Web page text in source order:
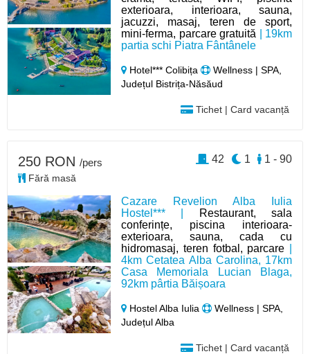
exterioara, interioara, sauna,
jacuzzi, masaj, teren de sport,
mini-ferma, parcare gratuită | 19km
partia schi Piatra Fântânele
Hotel*** Colibița
Wellness | SPA,
Județul Bistrița-Năsăud
Tichet | Card vacanță
Cazare Revelion Alba Iulia
Hostel*** |
Restaurant, sala
conferințe, piscina interioara-
exterioara, sauna, cada cu
hidromasaj, teren fotbal, parcare
4km Cetatea Alba Carolina, 17km
Casa Memoriala Lucian Blaga,
92km pârtia Băișoara
Hostel Alba Iulia
Wellness | SPA,
Județul Alba
Tichet | Card vacanță
250 RON /pers
Fără masă
1 - 90
1
42